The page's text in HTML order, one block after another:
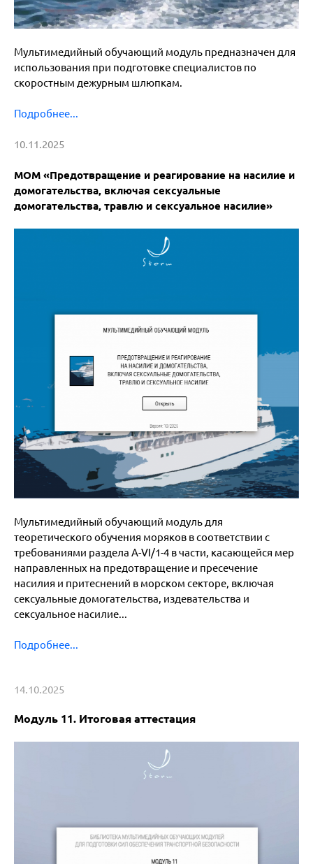
Мультимедийный обучающий модуль предназначен для
использования при подготовке специалистов по
скоростным дежурным шлюпкам.
Подробнее...
10.11.2025
МОМ «Предотвращение и реагирование на насилие и
домогательства, включая сексуальные
домогательства, травлю и сексуальное насилие»
Мультимедийный обучающий модуль для
теоретического обучения моряков в соответствии с
требованиями раздела A-VI/1-4 в части, касающейся мер
направленных на предотвращение и пресечение
насилия и притеснений в морском секторе, включая
сексуальные домогательства, издевательства и
сексуальное насилие...
Подробнее...
14.10.2025
Модуль 11. Итоговая аттестация